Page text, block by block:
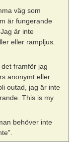
väg som
är fungerande
är inte
eller rampljus.
framför jag
anonymt eller
outad, jag är inte
This is my
behöver inte